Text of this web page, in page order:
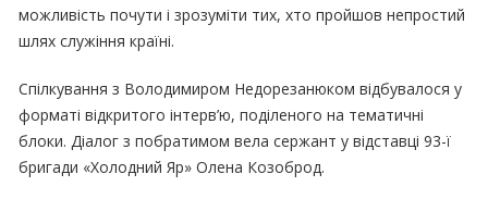
можливість почути і зрозуміти тих, хто пройшов непростий
шлях служіння країні.
Спілкування з Володимиром Недорезанюком відбувалося у
форматі відкритого інтерв’ю, поділеного на тематичні
блоки. Діалог з побратимом вела сержант у відставці 93-ї
бригади «Холодний Яр» Олена Козоброд.